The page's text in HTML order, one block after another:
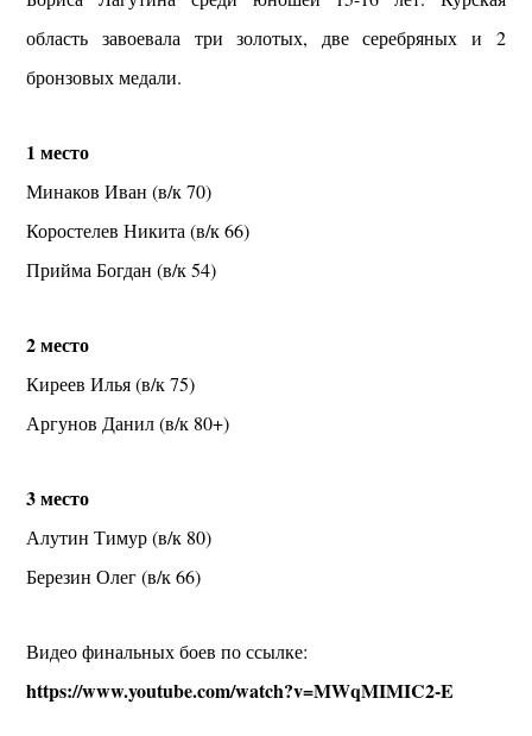
область завоевала три золотых, две серебряных и 2
бронзовых медали.
1 место
Минаков Иван (в/к 70)
Коростелев Никита (в/к 66)
Прийма Богдан (в/к 54)
2 место
Киреев Илья (в/к 75)
Аргунов Данил (в/к 80+)
3 место
Алутин Тимур (в/к 80)
Березин Олег (в/к 66)
Видео финальных боев по ссылке:
https://www.youtube.com/watch?v=MWqMIMIC2-E